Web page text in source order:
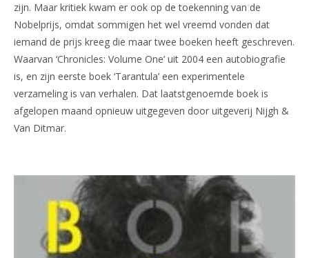
zijn. Maar kritiek kwam er ook op de toekenning van de
Nobelprijs, omdat sommigen het wel vreemd vonden dat
iemand de prijs kreeg die maar twee boeken heeft geschreven.
Waarvan ‘Chronicles: Volume One’ uit 2004 een autobiografie
is, en zijn eerste boek ‘Tarantula’ een experimentele
verzameling is van verhalen. Dat laatstgenoemde boek is
afgelopen maand opnieuw uitgegeven door uitgeverij Nijgh &
Van Ditmar.